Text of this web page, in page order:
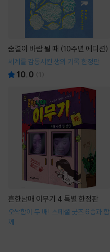
숨결이 바람 될 때 (10주년 에디션)
세계를 감동시킨 생의 기록 한정판
10.0 (1 )
흔한남매 이무기 4 특별 한정판
오싹함이 두 배! 스페셜 굿즈 6종과 함
께